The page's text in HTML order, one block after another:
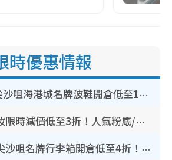
時優惠情報
開倉優惠 | 尖沙咀海港城名牌波鞋開倉低至1折！On鞋$899起／Joy&Peace鞋履$98起
CHANEL美妝限時減價低至3折！人氣粉底/唇膏/精華液低至$275！COCO香水都有平
開倉優惠｜尖沙咀名牌行李箱開倉低至4折！一連5日 American Tourister/ace./Hallmark $200起！